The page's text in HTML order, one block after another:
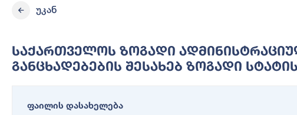
უკან
Საქართველოს Ზოგადი
Განცხადებების Შესახებ Ზოგადი
ფაილის დასახელება